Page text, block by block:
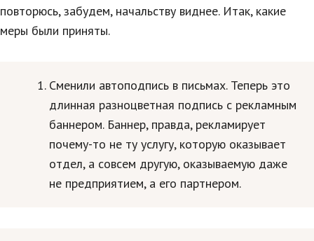
Авто, мото
Дом и сад
Психология и отношения
Творчество и рукоделие
Разное
повторюсь, забудем, начальству виднее. Итак, какие
меры были приняты.
Сменили автоподпись в письмах. Теперь это
длинная разноцветная подпись с рекламным
баннером. Баннер, правда, рекламирует
почему-то не ту услугу, которую оказывает
отдел, а совсем другую, оказываемую даже
не предприятием, а его партнером.